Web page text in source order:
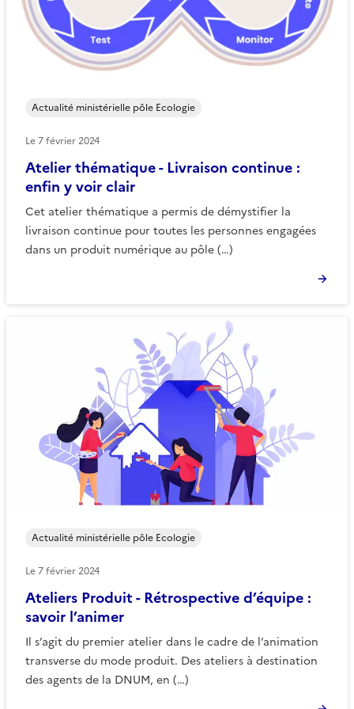
Atelier thématique - Livraison continue :
enfin y voir clair
Cet atelier thématique a permis de démystifier la
livraison continue pour toutes les personnes engagées
dans un produit numérique au pôle (…)
Actualité ministérielle pôle Ecologie
Le7 février 2024
Ateliers Produit - Rétrospective d’équipe :
savoir l’animer
Il s’agit du premier atelier dans le cadre de l’animation
transverse du mode produit. Des ateliers à destination
des agents de la DNUM, en (…)
Actualité ministérielle pôle Ecologie
Le7 février 2024